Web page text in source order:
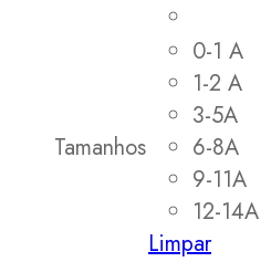
Tamanhos
0-1 A
1-2 A
3-5A
6-8A
9-11A
12-14A
Limpar